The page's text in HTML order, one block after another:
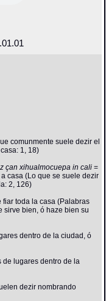
comunmente suele dezir el
1, 18)
çan xihualmocuepa in cali=
casa (Lo que se suele dezir
2, 126)
fiar toda la casa (Palabras
sirve bien, ó haze bien su
dentro de la ciudad, ó
de lugares dentro de la
dezir nombrando